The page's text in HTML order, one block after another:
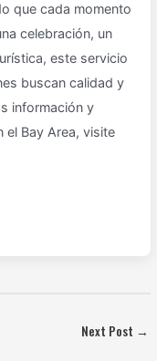
que cada momento
celebración, un
este servicio
buscan calidad y
información y
Bay Area, visite
Next Post →